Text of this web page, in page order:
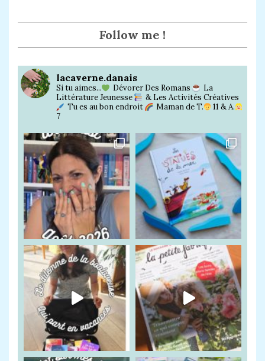
m
Follow me !
lacaverne.danais
Si tu aimes... Dévorer Des Romans
La
Littérature Jeunesse
& Les Activités Créatives
Tu es au bon endroit
Maman de T.
11 & A.
7